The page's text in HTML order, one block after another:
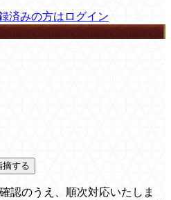
済みの方はログイン
摘する
認のうえ、順次対応いたしま